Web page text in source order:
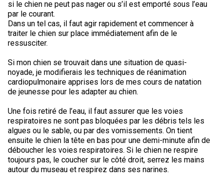
si le chien ne peut pas nager ou s’il est emporté sous l’eau
par le courant.
Dans un tel cas, il faut agir rapidement et commencer à
traiter le chien sur place immédiatement afin de le
ressusciter.
Si mon chien se trouvait dans une situation de quasi-
noyade, je modifierais les techniques de réanimation
cardiopulmonaire apprises lors de mes cours de natation
de jeunesse pour les adapter au chien.
Une fois retiré de l’eau, il faut assurer que les voies
respiratoires ne sont pas bloquées par les débris tels les
algues ou le sable, ou par des vomissements. On tient
ensuite le chien la tête en bas pour une demi-minute afin de
déboucher les voies respiratoires. Si le chien ne respire
toujours pas, le coucher sur le côté droit, serrez les mains
autour du museau et respirez dans ses narines.